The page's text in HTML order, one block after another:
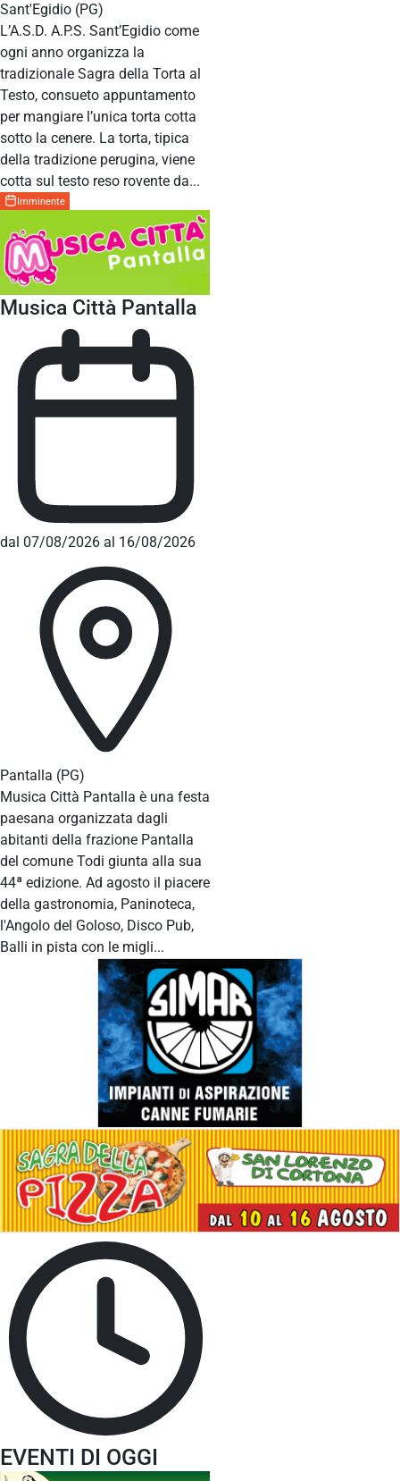
Sant'Egidio (PG)
L’A.S.D. A.P.S. Sant’Egidio come
ogni anno organizza la
tradizionale Sagra della Torta al
Testo, consueto appuntamento
per mangiare l’unica torta cotta
sotto la cenere. La torta, tipica
della tradizione perugina, viene
cotta sul testo reso rovente da...
Imminente
Musica Città Pantalla
dal 07/08/2026 al 16/08/2026
Pantalla (PG)
Musica Città Pantalla è una festa
paesana organizzata dagli
abitanti della frazione Pantalla
del comune Todi giunta alla sua
44ª edizione. Ad agosto il piacere
della gastronomia, Paninoteca,
l'Angolo del Goloso, Disco Pub,
Balli in pista con le migli...
EVENTI DI OGGI